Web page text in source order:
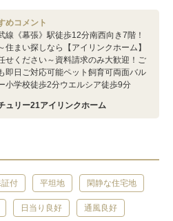
めコメント
線《幕張》駅徒歩12分南西向き7階！
まい探しなら【アイリンクホーム】
せください～資料請求のみ大歓迎！ご
即日ご対応可能ペット飼育可両面バル
小学校徒歩2分ウエルシア徒歩9分
ュリー21アイリンクホーム
付 平坦地 閑静な住宅地
日当り良好 通風良好